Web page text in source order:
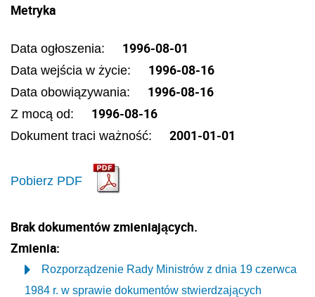
Metryka
Data ogłoszenia: 1996-08-01
Data wejścia w życie: 1996-08-16
Data obowiązywania: 1996-08-16
Z mocą od: 1996-08-16
Dokument traci ważność: 2001-01-01
Pobierz PDF
Brak dokumentów zmieniających.
Zmienia:
Rozporządzenie Rady Ministrów z dnia 19 czerwca
1984 r. w sprawie dokumentów stwierdzających